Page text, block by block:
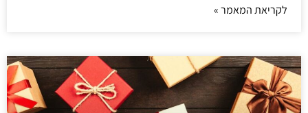
לקריאת המאמר »